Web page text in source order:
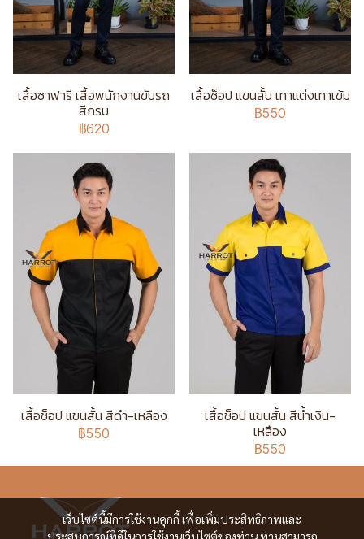
เสื้อซาฟารี เสื้อพนักงานขับรถ
สีกรม
฿620
เสื้อช็อป แขนสั้น เทาแต่งเทาเข้ม
฿550
เสื้อช็อป แขนสั้น สีดำ-เหลือง
฿550
เสื้อช็อป แขนสั้น สีน้ำเงิน-
เหลือง
฿550
เว็บไซต์นี้มีการใช้งานคุกกี้ เพื่อเพิ่มประสิทธิภาพและ
ประสบการณ์ที่ดีในการใช้งานเว็บไซต์ของท่าน ท่านสามารถ